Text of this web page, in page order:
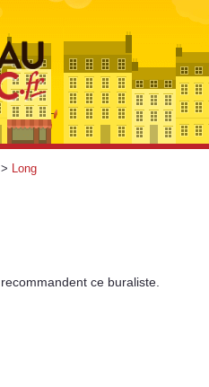
> Long
recommandent ce buraliste.